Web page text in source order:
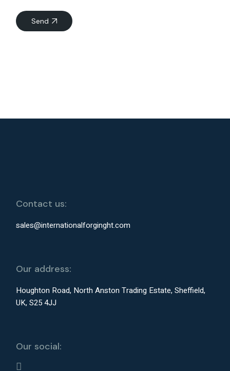
Send
Contact us:
sales@internationalforginght.com
Our address:
Houghton Road, North Anston Trading Estate, Sheffield,
UK, S25 4JJ
Our social: